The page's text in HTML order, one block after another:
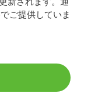
ご提供していま